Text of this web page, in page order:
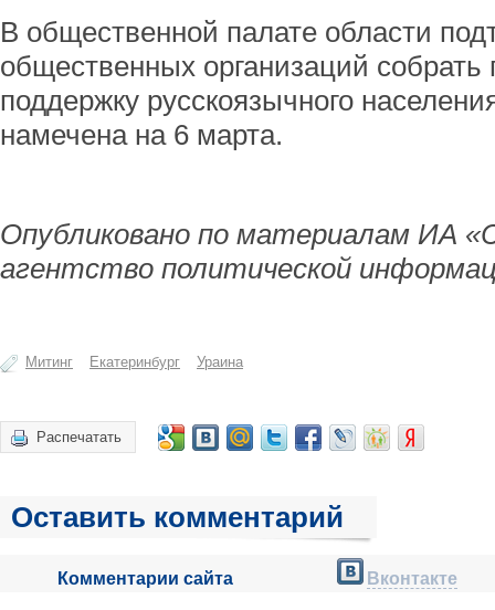
В общественной палате области
общественных организаций собрать
поддержку русскоязычного
намечена на 6 марта.
Опубликовано по материалам ИА
агентство политической
Митинг Екатеринбург Ураина
Распечатать
Оставить комментарий
Комментарии сайта Вконтакте